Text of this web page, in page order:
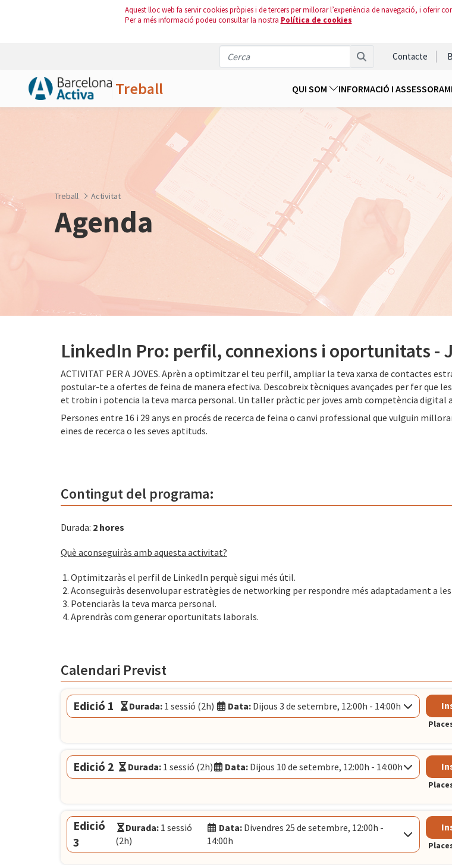
Aquest lloc web fa servir cookies pròpies i de tercers per millorar l’experiència de navegació, i oferir
Per a més informació podeu consultar la nostra Política de cookies
Contacte
Treball QUI SOM INFORMACIÓ I
Treball Activitat
Agenda
LinkedIn Pro: perfil, connexions i oportunitats -
ACTIVITAT PER A JOVES. Aprèn a optimitzar el teu perfil, ampliar la teva xarxa de contactes
postular-te a ofertes de feina de manera efectiva. Descobreix tècniques avançades per fer que
et trobin i potencia la teva marca personal. Un taller pràctic per joves amb competència digital
Persones entre 16 i 29 anys en procés de recerca de feina o canvi professional que vulguin
eines de recerca o les seves aptituds.
Contingut del programa:
Durada: 2 hores
Què aconseguiràs amb aquesta activitat?
Optimitzaràs el perfil de LinkedIn perquè sigui més útil.
Aconseguiràs desenvolupar estratègies de networking per respondre més adaptadament a les
Potenciaràs la teva marca personal.
Aprendràs com generar oportunitats laborals.
Calendari Previst
Edició 1 Durada: 1 sessió (2h) Data: Dijous 3 de setembre, 12:00h - 14:00h
Data:Dijous 3 de setembre, 12:00h - 14:00h
El Convent
- Plaça Pons i Clerch, 2, 1r BARCELONA
Edició 2 Durada:1 sessió (2h) Data: Dijous 10 de setembre, 12:00h - 14:00h
Data:Dijous 10 de setembre, 12:00h - 14:00h
El Convent - Plaça Pons i Clerch, 2, 1r BARCELONA
Edició
3
Durada: 1 sessió
(2h)
Data:Divendres 25 de setembre, 12:00h -
14:00h